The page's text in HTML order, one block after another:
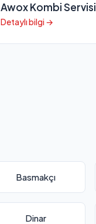
Awox Kombi Servisi
Detaylı bilgi →
Basmakçı
Dinar